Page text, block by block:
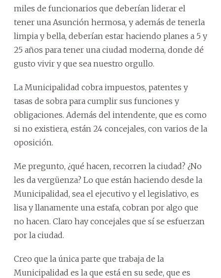
miles de funcionarios que deberían liderar el
tener una Asunción hermosa, y además de tenerla
limpia y bella, deberían estar haciendo planes a 5 y
25 años para tener una ciudad moderna, donde dé
gusto vivir y que sea nuestro orgullo.
La Municipalidad cobra impuestos, patentes y
tasas de sobra para cumplir sus funciones y
obligaciones. Además del intendente, que es como
si no existiera, están 24 concejales, con varios de la
oposición.
Me pregunto, ¿qué hacen, recorren la ciudad? ¿No
les da vergüenza? Lo que están haciendo desde la
Municipalidad, sea el ejecutivo y el legislativo, es
lisa y llanamente una estafa, cobran por algo que
no hacen. Claro hay concejales que sí se esfuerzan
por la ciudad.
Creo que la única parte que trabaja de la
Municipalidad es la que está en su sede, que es